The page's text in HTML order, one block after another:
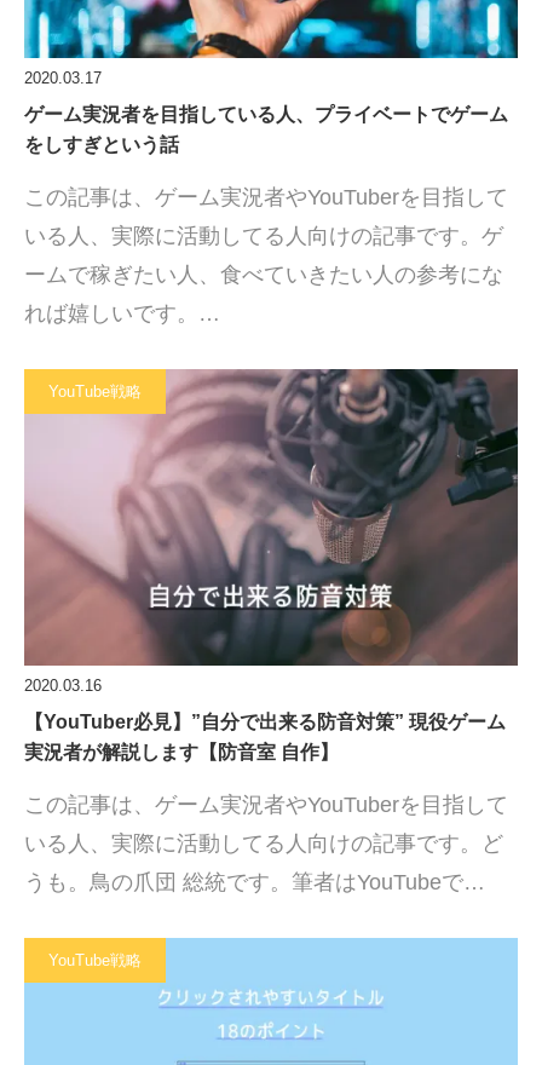
2020.03.17
ゲーム実況者を目指している人、プライベートでゲーム
をしすぎという話
この記事は、ゲーム実況者やYouTuberを目指して
いる人、実際に活動してる人向けの記事です。ゲ
ームで稼ぎたい人、食べていきたい人の参考にな
れば嬉しいです。…
YouTube戦略
2020.03.16
【YouTuber必見】”自分で出来る防音対策” 現役ゲーム
実況者が解説します【防音室 自作】
この記事は、ゲーム実況者やYouTuberを目指して
いる人、実際に活動してる人向けの記事です。ど
うも。鳥の爪団 総統です。筆者はYouTubeで…
YouTube戦略